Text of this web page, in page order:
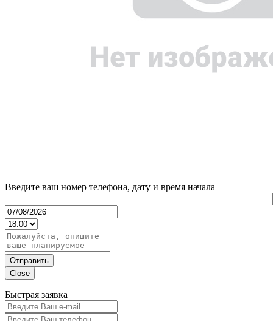
Введите ваш номер телефона, дату и время начала
Отправить
Close
Быстрая заявка